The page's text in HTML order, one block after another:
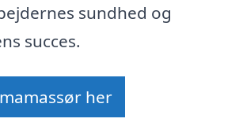
sundhed og
succes.
her